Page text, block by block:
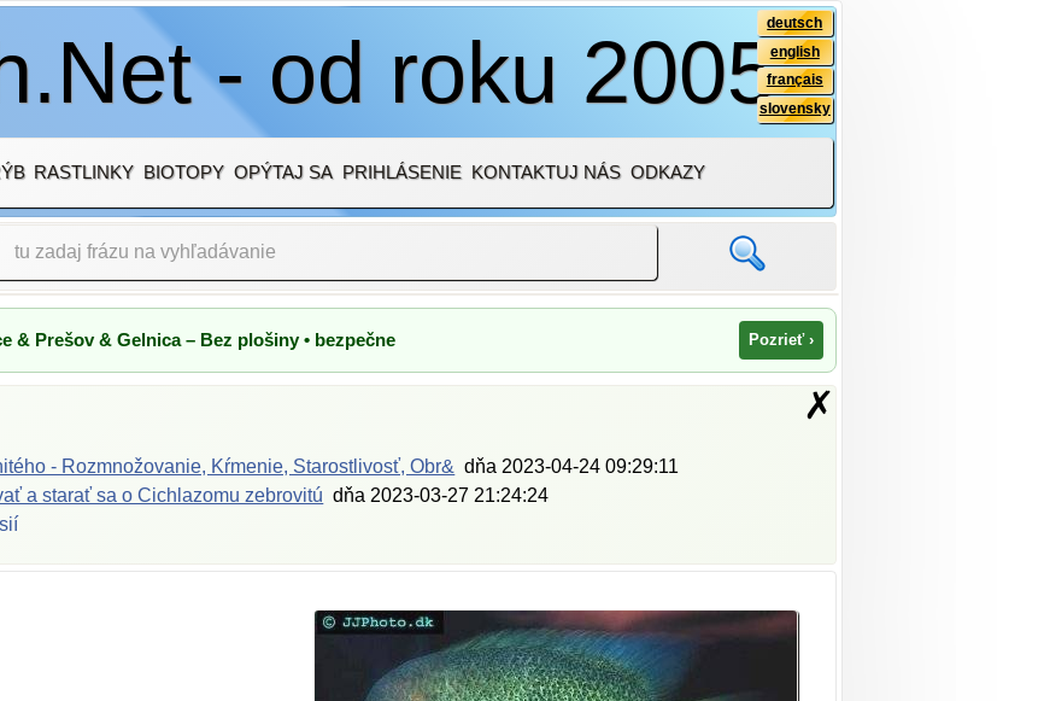
- od roku 2005
deutsch
english
français
slovensky
RASTLINKY BIOTOPY OPÝTAJ SA PRIHLÁSENIE KONTAKTUJ NÁS ODKAZY
& Prešov & Gelnica – Bez plošiny • bezpečne Pozrieť ›
✗
- Rozmnožovanie, Kŕmenie, Starostlivosť, Obr& dňa 2023-04-24 09:29:11
a starať sa o Cichlazomu zebrovitú dňa 2023-03-27 21:24:24